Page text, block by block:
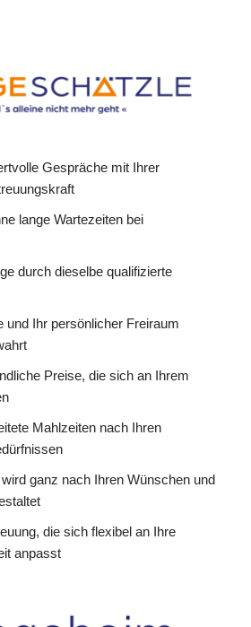
Gespräche mit Ihrer
lange Wartezeiten bei
durch dieselbe qualifizierte
und Ihr persönlicher Freiraum
Preise, die sich an Ihrem
Mahlzeiten nach Ihren
ganz nach Ihren Wünschen und
die sich flexibel an Ihre
anpasst